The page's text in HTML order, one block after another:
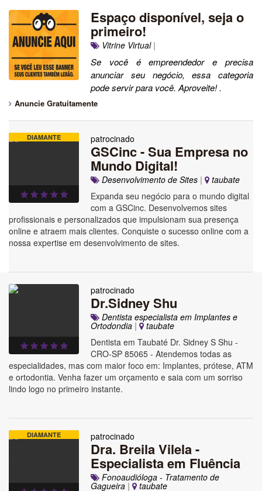
Espaço disponível, seja o
primeiro!
Vitrine Virtual|
Se você é empreendedor e precisa
anunciar seu negócio, essa categoria
pode servir para você. Aproveite! .
Anuncie Gratuitamente
DIAMANTE patrocinado
GSCinc - Sua Empresa no
Mundo Digital!
Desenvolvimento de Sites |
taubate
Expanda seu negócio para o mundo digital
com a GSCinc. Desenvolvemos sites
profissionais e personalizados que impulsionam sua presença
online e atraem mais clientes. Conquiste o sucesso online com a
nossa expertise em desenvolvimento de sites.
patrocinado
Dr.Sidney Shu
Dentista especialista em Implantes e
Ortodondia |
taubate
Dentista em Taubaté Dr. Sidney S Shu -
CRO-SP 85065 - Atendemos todas as
especialidades, mas com maior foco em: Implantes, prótese, ATM
e ortodontia. Venha fazer um orçamento e saia com um sorriso
lindo logo no primeiro instante.
DIAMANTE patrocinado
Dra. Breila Vilela -
Especialista em Fluência
Fonoaudióloga - Tratamento de
Gagueira | taubate